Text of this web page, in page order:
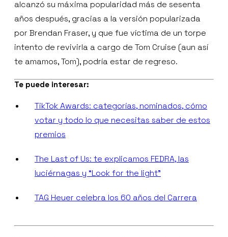
alcanzó su máxima popularidad más de sesenta
años después, gracias a la versión popularizada
por Brendan Fraser, y que fue víctima de un torpe
intento de revivirla a cargo de Tom Cruise (aun así
te amamos, Tom), podría estar de regreso.
Te puede interesar:
TikTok Awards: categorías, nominados, cómo
votar y todo lo que necesitas saber de estos
premios
The Last of Us: te explicamos FEDRA, las
luciérnagas y “Look for the light”
TAG Heuer celebra los 60 años del Carrera